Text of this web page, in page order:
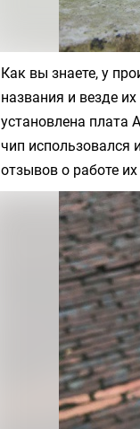
Как вы знаете, у
названия и везде
установлена плата
чип использовался
отзывов о работе